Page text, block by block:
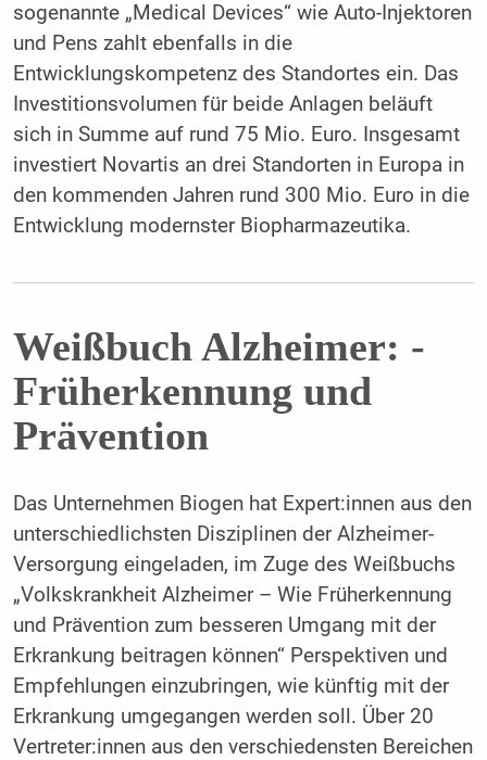
sogenannte „Medical Devices“ wie Auto-Injektoren
und Pens zahlt ebenfalls in die
Entwicklungskompetenz des Standortes ein. Das
Investitionsvolumen für beide Anlagen beläuft
sich in Summe auf rund 75 Mio. Euro. Insgesamt
investiert Novartis an drei Standorten in Europa in
den kommenden Jahren rund 300 Mio. Euro in die
Entwicklung modernster Biopharmazeutika.
Weißbuch Alzheimer: ­
Früherkennung und
Prävention
Das Unternehmen Biogen hat Expert:innen aus den
unterschiedlichsten Disziplinen der Alzheimer-
Versorgung eingeladen, im Zuge des Weißbuchs
„Volkskrankheit Alzheimer – Wie Früherkennung
und Prävention zum besseren Umgang mit der
Erkrankung beitragen können“ Perspektiven und
Empfehlungen einzubringen, wie künftig mit der
Erkrankung umgegangen werden soll. Über 20
Vertreter:innen aus den verschiedensten Bereichen